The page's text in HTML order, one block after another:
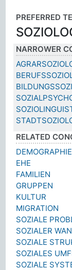
PREFERRED
NARROWER
RELATED
DEMOGRAPHIE
EHE
FAMILIEN
GRUPPEN
KULTUR
MIGRATION
SOZIALE
SOZIALER
SOZIALE
SOZIALES
SOZIALE